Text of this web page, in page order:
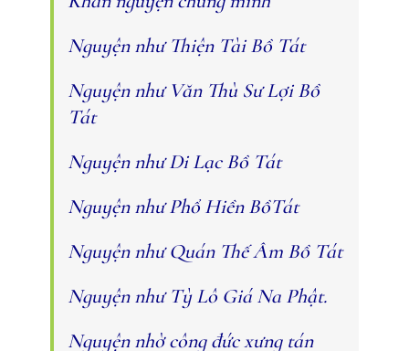
Nguyện như Thiện Tài Bồ Tát
Nguyện như Văn Thù Sư Lợi Bồ
Tát
Nguyện như Di Lạc Bồ Tát
Nguyện như Phổ Hiền BồTát
Nguyện như Quán Thế Âm Bồ Tát
Nguyện như Tỳ Lô Giá Na Phật.
Nguyện nhờ công đức xưng tán